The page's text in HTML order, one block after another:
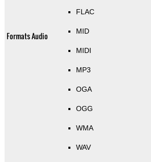
Formats Audio
FLAC
MID
MIDI
MP3
OGA
OGG
WMA
WAV